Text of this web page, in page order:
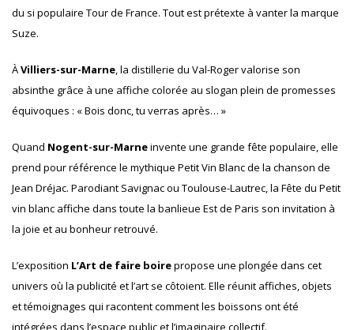
du si populaire Tour de France. Tout est prétexte à vanter la marque
Suze.
ÀVilliers-sur-Marne, la distillerie du Val-Roger valorise son
absinthe grâce à une affiche colorée au slogan plein de promesses
équivoques : « Bois donc, tu verras après… »
Quand Nogent-sur-Marneinvente une grande fête populaire, elle
prend pour référence le mythique Petit Vin Blanc de la chanson de
Jean Dréjac. Parodiant Savignac ou Toulouse-Lautrec, la Fête du Petit
vin blanc affiche dans toute la banlieue Est de Paris son invitation à
la joie et au bonheur retrouvé.
L’exposition L’Art de faire boirepropose une plongée dans cet
univers où la publicité et l’art se côtoient. Elle réunit affiches, objets
et témoignages qui racontent comment les boissons ont été
intégrées dans l’espace public et l’imaginaire collectif.